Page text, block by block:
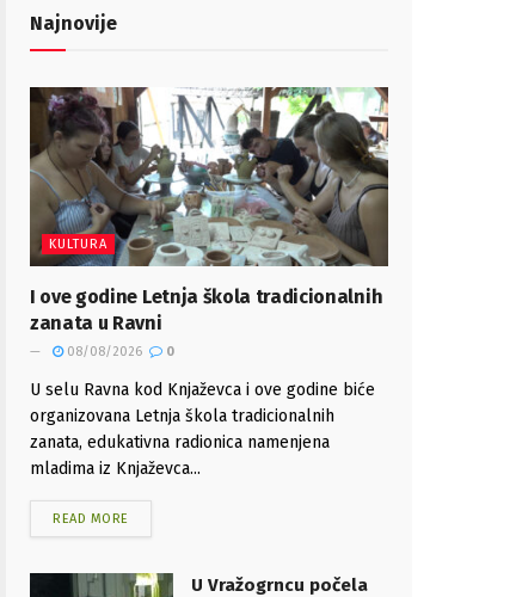
Najnovije
KULTURA
I ove godine Letnja škola tradicionalnih
zanata u Ravni
08/08/2026 0
U selu Ravna kod Knjaževca i ove godine biće
organizovana Letnja škola tradicionalnih
zanata, edukativna radionica namenjena
mladima iz Knjaževca...
READ MORE
U Vražogrncu počela